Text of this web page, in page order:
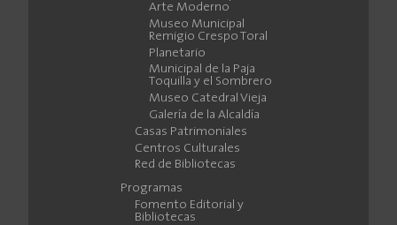
Arte Moderno
Museo Municipal
Remigio Crespo Toral
Planetario
Municipal de la Paja
Toquilla y el Sombrero
Museo Catedral Vieja
Galería de la Alcaldía
Casas Patrimoniales
Centros Culturales
Red de Bibliotecas
Programas
Fomento Editorial y
Bibliotecas